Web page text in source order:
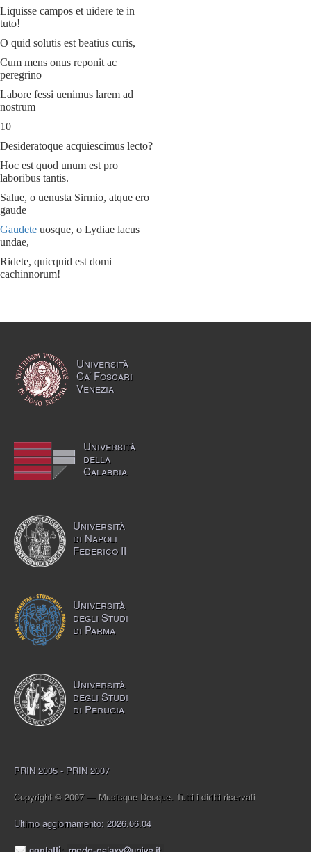
Liquisse campos et uidere te in
tuto!
O quid solutis est beatius curis,
Cum mens onus reponit ac
peregrino
Labore fessi uenimus larem ad
nostrum
10
Desideratoque acquiescimus lecto?
Hoc est quod unum est pro
laboribus tantis.
Salue, o uenusta Sirmio, atque ero
gaude
Gaudete uosque, o Lydiae lacus
undae,
Ridete, quicquid est domi
cachinnorum!
Università
Ca’ Foscari
Venezia
Università
della
Calabria
Università
di Napoli
Federico II
Università
degli Studi
di Parma
Università
degli Studi
di Perugia
PRIN 2005 - PRIN 2007
Copyright © 2007 — Musisque Deoque. Tutti i diritti riservati
Ultimo aggiornamento: 2026.06.04